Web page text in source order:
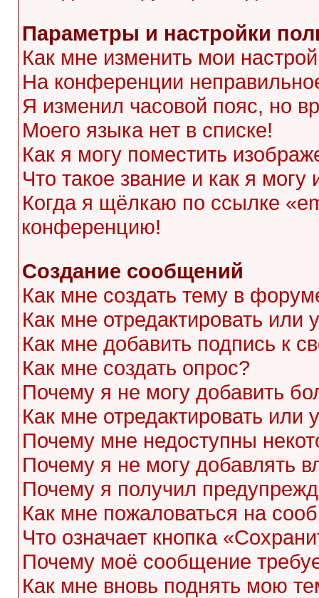
Параметры и настройки
Как мне изменить мои
На конференции
Я изменил часовой пояс, но
Моего языка нет в списке!
Как я могу поместить
Что такое звание и как я могу
Когда я щёлкаю по ссылке
конференцию!
Создание сообщений
Как мне создать тему в
Как мне отредактировать или
Как мне добавить подпись к
Как мне создать опрос?
Почему я не могу добавить
Как мне отредактировать или
Почему мне недоступны
Почему я не могу добавлять
Почему я получил
Как мне пожаловаться на
Что означает кнопка
Почему моё сообщение
Как мне вновь поднять мою